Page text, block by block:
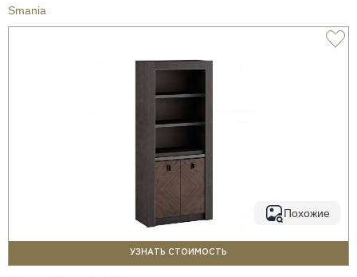
Smania
Похожие
УЗНАТЬ СТОИМОСТЬ